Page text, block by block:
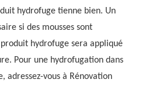
hydrofuge tienne bien. Un
si des mousses sont
produit hydrofuge sera appliqué
Pour une hydrofugation dans
adressez-vous à Rénovation